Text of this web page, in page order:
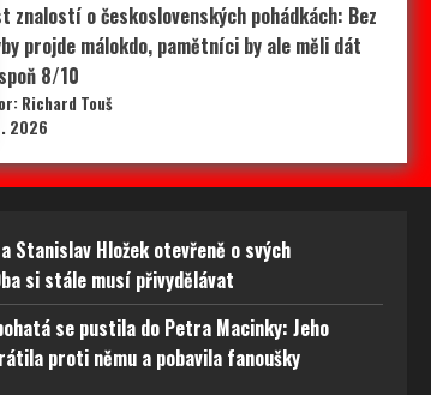
znalostí o československých pohádkách: Bez
projde málokdo, pamětníci by ale měli dát
8/10
Richard Touš
2026
Stanislav Hložek otevřeně o svých
si stále musí přivydělávat
se pustila do Petra Macinky: Jeho
proti němu a pobavila fanoušky